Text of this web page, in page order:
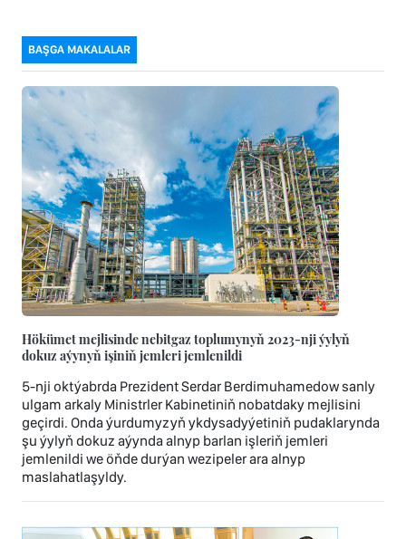
BAŞGA MAKALALAR
Hökümet mejlisinde nebitgaz toplumynyň 2023-nji ýylyň
dokuz aýynyň işiniň jemleri jemlenildi
5-nji oktýabrda Prezident Serdar Berdimuhamedow sanly
ulgam arkaly Ministrler Kabinetiniň nobatdaky mejlisini
geçirdi. Onda ýurdumyzyň ykdysadyýetiniň pudaklarynda
şu ýylyň dokuz aýynda alnyp barlan işleriň jemleri
jemlenildi we öňde durýan wezipeler ara alnyp
maslahatlaşyldy.